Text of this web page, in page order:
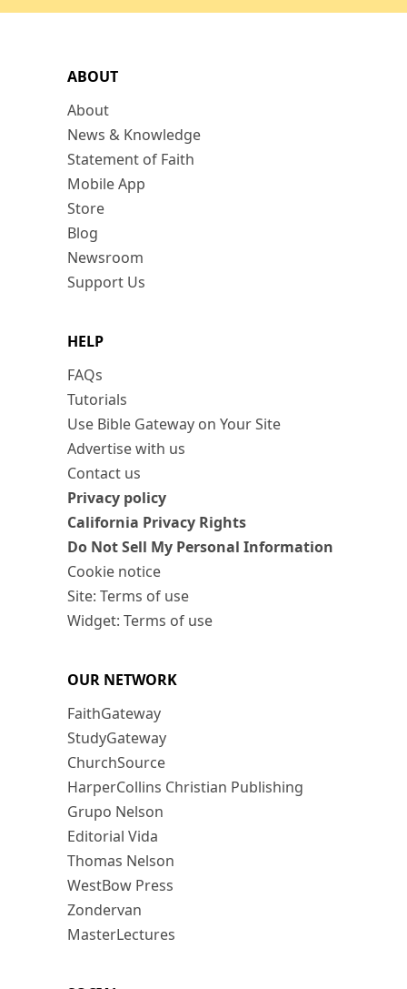
ABOUT
About
News & Knowledge
Statement of Faith
Mobile App
Store
Blog
Newsroom
Support Us
HELP
FAQs
Tutorials
Use Bible Gateway on Your Site
Advertise with us
Contact us
Privacy policy
California Privacy Rights
Do Not Sell My Personal Information
Cookie notice
Site: Terms of use
Widget: Terms of use
OUR NETWORK
FaithGateway
StudyGateway
ChurchSource
HarperCollins Christian Publishing
Grupo Nelson
Editorial Vida
Thomas Nelson
WestBow Press
Zondervan
MasterLectures